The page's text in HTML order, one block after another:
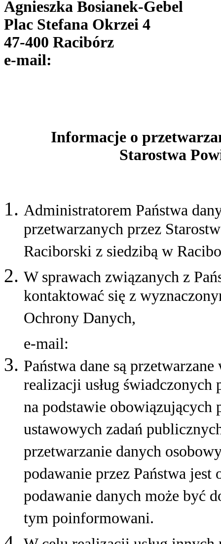
Agnieszka Bosianek-Gebel
Plac Stefana Okrzei 4
47-400 Racibórz
e-mail:
Informacje o
Starostwa
Administratorem Państwa
przetwarzanych przez
Raciborski z siedzibą w
W sprawach związanych z
kontaktować się z
Ochrony Danych,
e-mail:
Państwa dane są
realizacji usług
na podstawie obowiązujących
ustawowych zadań
przetwarzanie danych
podawanie przez Państwa
podawanie danych może być
tym poinformowani.